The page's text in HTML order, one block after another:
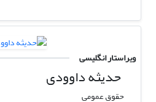
ویراستار انگلیسی
حدیثه داوودی
حقوق عمومی